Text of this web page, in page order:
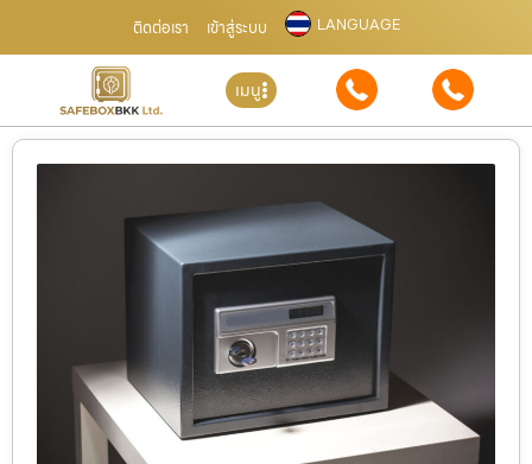
ติดต่อเรา เข้าสู่ระบบ LANGUAGE
เมนู